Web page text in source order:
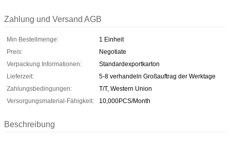
Zahlung und Versand AGB
Min Bestellmenge:
1 Einheit
Preis:
Negotiate
Verpackung Informationen:
Standardexportkarton
Lieferzeit:
5-8 verhandeln Großauftrag der Werktage
Zahlungsbedingungen:
T/T, Western Union
Versorgungsmaterial-Fähigkeit:
10,000PCS/Month
Beschreibung